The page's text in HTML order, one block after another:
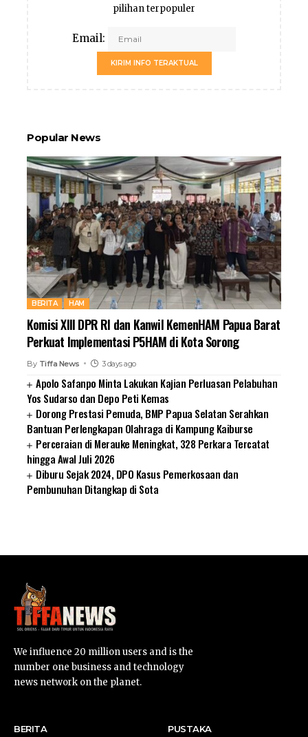
pilihan terpopuler
Email:
KIRIM INFO TERAKTUAL
Popular News
BERITA HAM
Komisi XIII DPR RI dan Kanwil KemenHAM Papua Barat
Perkuat Implementasi P5HAM di Kota Sorong
By Tiffa News 3 days ago
Apolo Safanpo Minta Lakukan Kajian Perluasan Pelabuhan
Yos Sudarso dan Depo Peti Kemas
Dorong Prestasi Pemuda, BMP Papua Selatan Serahkan
Bantuan Perlengkapan Olahraga di Kampung Kaiburse
Perceraian di Merauke Meningkat, 328 Perkara Tercatat
hingga Awal Juli 2026
Diburu Sejak 2024, DPO Kasus Pemerkosaan dan
Pembunuhan Ditangkap di Sota
We influence 20 million users and is the
number one business and technology
news network on the planet.
BERITA PUSTAKA